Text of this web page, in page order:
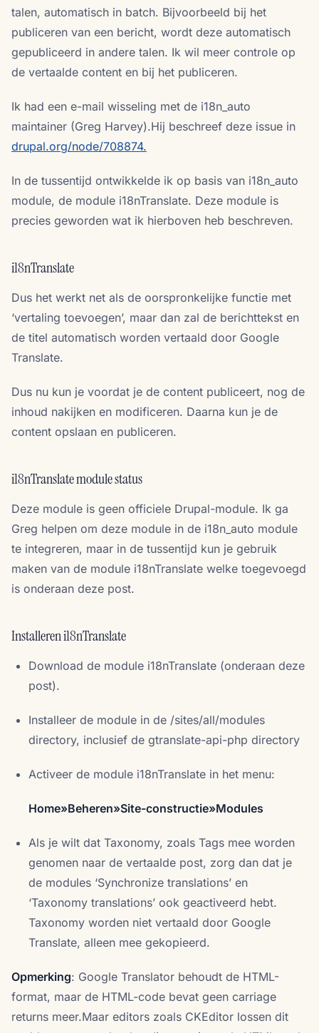
talen, automatisch in batch. Bijvoorbeeld bij het
publiceren van een bericht, wordt deze automatisch
gepubliceerd in andere talen. Ik wil meer controle op
de vertaalde content en bij het publiceren.
Ik had een e-mail wisseling met de i18n_auto
maintainer (Greg Harvey).Hij beschreef deze issue in
drupal.org/node/708874.
In de tussentijd ontwikkelde ik op basis van i18n_auto
module, de module i18nTranslate. Deze module is
precies geworden wat ik hierboven heb beschreven.
i18nTranslate
Dus het werkt net als de oorspronkelijke functie met
‘vertaling toevoegen’, maar dan zal de berichttekst en
de titel automatisch worden vertaald door Google
Translate.
Dus nu kun je voordat je de content publiceert, nog de
inhoud nakijken en modificeren. Daarna kun je de
content opslaan en publiceren.
i18nTranslate module status
Deze module is geen officiele Drupal-module. Ik ga
Greg helpen om deze module in de i18n_auto module
te integreren, maar in de tussentijd kun je gebruik
maken van de module i18nTranslate welke toegevoegd
is onderaan deze post.
Installeren i18nTranslate
Download de module i18nTranslate (onderaan deze
post).
Installeer de module in de /sites/all/modules
directory, inclusief de gtranslate-api-php directory
Activeer de module i18nTranslate in het menu:
Home»Beheren»Site-constructie»Modules
Als je wilt dat Taxonomy, zoals Tags mee worden
genomen naar de vertaalde post, zorg dan dat je
de modules ‘Synchronize translations’ en
‘Taxonomy translations’ ook geactiveerd hebt.
Taxonomy worden niet vertaald door Google
Translate, alleen mee gekopieerd.
Opmerking: Google Translator behoudt de HTML-
format, maar de HTML-code bevat geen carriage
returns meer.Maar editors zoals CKEditor lossen dit